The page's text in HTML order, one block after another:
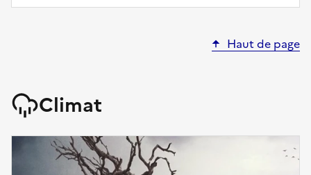
Haut de page
Climat